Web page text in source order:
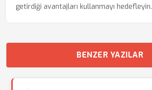
getirdiği avantajları kullanmayı hedefleyin.
BENZER YAZILAR